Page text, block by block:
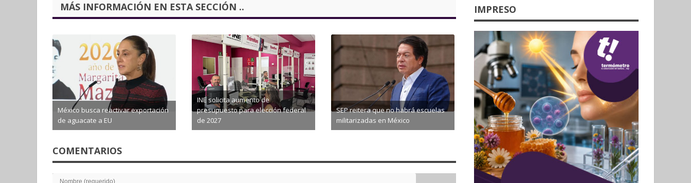
MÁS INFORMACIÓN EN ESTA SECCIÓN ..
México busca reactivar exportación
de aguacate a EU
INE solicita aumento de
presupuesto para elección federal
de 2027
SEP reitera que no habrá escuelas
militarizadas en México
COMENTARIOS
IMPRESO